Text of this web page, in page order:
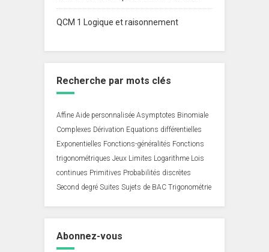
QCM 1 Logique et raisonnement
Recherche par mots clés
Affine Aide personnalisée Asymptotes Binomiale
Complexes Dérivation Equations différentielles
Exponentielles Fonctions-généralités Fonctions
trigonométriques Jeux Limites Logarithme Lois
continues Primitives Probabilités discrètes
Second degré Suites Sujets de BAC Trigonométrie
Abonnez-vous